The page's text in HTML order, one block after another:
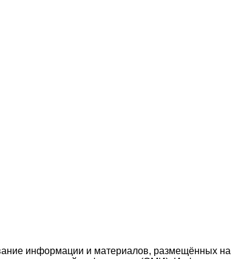
информации и материалов, размещённых на